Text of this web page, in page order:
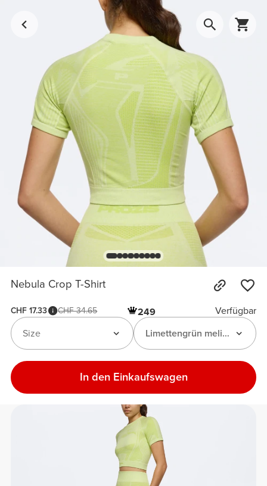
Nebula Crop T-Shirt
CHF 17.33 CHF 34.65 249
Verfügbar
Limettengrün meliert
Size
In den Einkaufswagen